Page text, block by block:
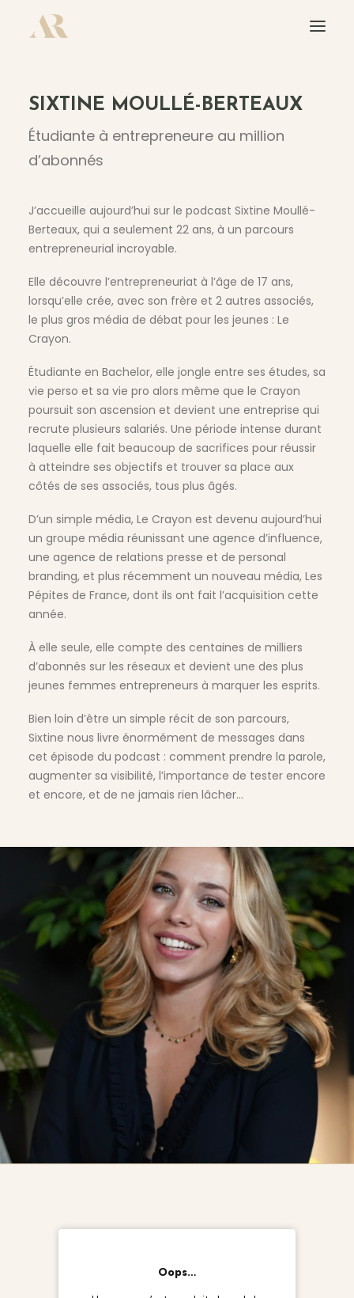
À PROPOS
L’ACADÉMIE 100K
L’AGENCE
CONFÉRENCES
CONTACT
SIXTINE MOULLÉ-BERTEAUX
Étudiante à entrepreneure au million
d’abonnés
J’accueille aujourd’hui sur le podcast Sixtine Moullé-
Berteaux, qui a seulement 22 ans, à un parcours
entrepreneurial incroyable.
Elle découvre l’entrepreneuriat à l’âge de 17 ans,
lorsqu’elle crée, avec son frère et 2 autres associés,
le plus gros média de débat pour les jeunes : Le
Crayon.
Étudiante en Bachelor, elle jongle entre ses études, sa
vie perso et sa vie pro alors même que le Crayon
poursuit son ascension et devient une entreprise qui
recrute plusieurs salariés. Une période intense durant
laquelle elle fait beaucoup de sacrifices pour réussir
à atteindre ses objectifs et trouver sa place aux
côtés de ses associés, tous plus âgés.
D’un simple média, Le Crayon est devenu aujourd’hui
un groupe média réunissant une agence d’influence,
une agence de relations presse et de personal
branding, et plus récemment un nouveau média, Les
Pépites de France, dont ils ont fait l’acquisition cette
année.
À elle seule, elle compte des centaines de milliers
d’abonnés sur les réseaux et devient une des plus
jeunes femmes entrepreneurs à marquer les esprits.
Bien loin d’être un simple récit de son parcours,
Sixtine nous livre énormément de messages dans
cet épisode du podcast : comment prendre la parole,
augmenter sa visibilité, l’importance de tester encore
et encore, et de ne jamais rien lâcher…